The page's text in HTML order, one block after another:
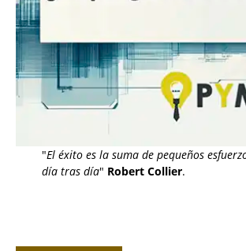
"El éxito es la suma de pequeños
día tras día" Robert Collier.